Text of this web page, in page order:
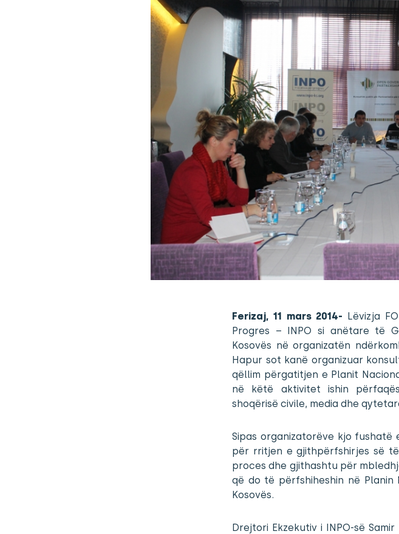
Ferizaj, 11 mars 2014- Lëvizja
Progres – INPO si anëtare të
Kosovës në organizatën
Hapur sot kanë organizuar
qëllim përgatitjen e Planit
në këtë aktivitet ishin
shoqërisë civile, media dhe
Sipas organizatorëve kjo
për rritjen e gjithpërfshirjes së
proces dhe gjithashtu për
që do të përfshiheshin në Planin
Kosovës.
Drejtori Ekzekutiv i INPO-së